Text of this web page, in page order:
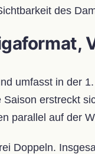
des
umfasst in der
erstreckt
parallel auf der
Doppeln.